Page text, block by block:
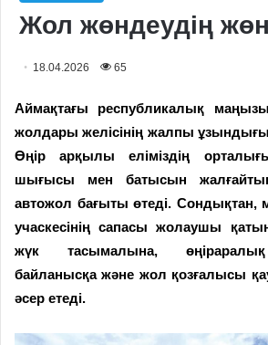
Жол жөндеудің
18.04.2026 65
Аймақтағы республикалық
жолдары желісінің жалпы
Өңір арқылы еліміздің
шығысы мен батысын жалғайтын
автожол бағыты өтеді. Сондықтан,
учаскесінің сапасы жолаушы
жүк тасымалына,
байланысқа және жол қозғалысы
әсер етеді.